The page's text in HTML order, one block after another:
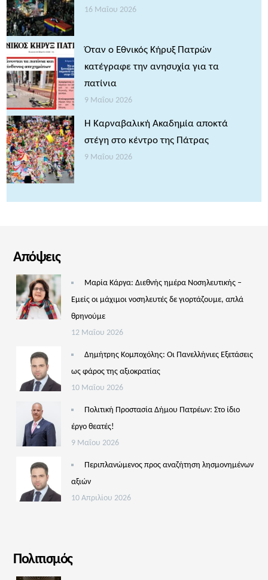
16 Μαΐου 2026
Όταν ο Εθνικός Κήρυξ Πατρών
κατέγραφε την ανησυχία για τα
πατίνια
9 Μαΐου 2026
Η Καρναβαλική Ακαδημία αποκτά
στέγη στο κέντρο της Πάτρας
9 Μαΐου 2026
Απόψεις
Μαρία Κάργα: Διεθνής ημέρα Νοσηλευτικής –
Εμείς οι μάχιμοι νοσηλευτές δε γιορτάζουμε, απλά
θρηνούμε
12 Μαΐου 2026
Δημήτρης Κομποχόλης: Οι Πανελλήνιες Εξετάσεις
ως φάρος της αξιοκρατίας
10 Μαΐου 2026
Πολιτική Προστασία Δήμου Πατρέων: Στο ίδιο
έργο θεατές!
9 Μαΐου 2026
Περιπλανώμενος προς αναζήτηση λησμονημένων
αξιών
10 Απριλίου 2026
Πολιτισμός